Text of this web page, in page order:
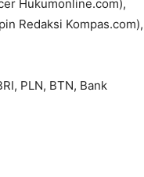
Hukumonline.com),
Redaksi Kompas.com),
PLN, BTN, Bank